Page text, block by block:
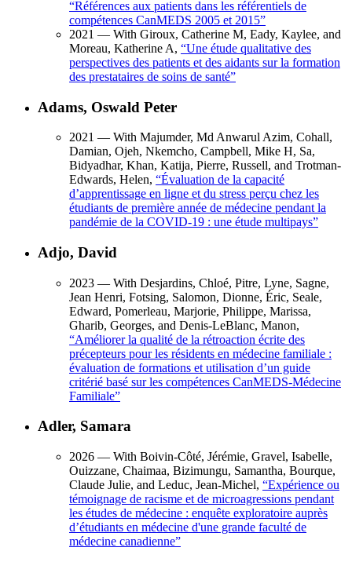
“Références aux patients dans les référentiels de
compétences CanMEDS 2005 et 2015”
2021 — With Giroux, Catherine M, Eady, Kaylee, and
Moreau, Katherine A, “Une étude qualitative des
perspectives des patients et des aidants sur la formation
des prestataires de soins de santé”
Adams, Oswald Peter
2021 — With Majumder, Md Anwarul Azim, Cohall,
Damian, Ojeh, Nkemcho, Campbell, Mike H, Sa,
Bidyadhar, Khan, Katija, Pierre, Russell, and Trotman-
Edwards, Helen, “Évaluation de la capacité
d’apprentissage en ligne et du stress perçu chez les
étudiants de première année de médecine pendant la
pandémie de la COVID-19 : une étude multipays”
Adjo, David
2023 — With Desjardins, Chloé, Pitre, Lyne, Sagne,
Jean Henri, Fotsing, Salomon, Dionne, Éric, Seale,
Edward, Pomerleau, Marjorie, Philippe, Marissa,
Gharib, Georges, and Denis-LeBlanc, Manon,
“Améliorer la qualité de la rétroaction écrite des
précepteurs pour les résidents en médecine familiale :
évaluation de formations et utilisation d’un guide
critérié basé sur les compétences CanMEDS-Médecine
Familiale”
Adler, Samara
2026 — With Boivin-Côté, Jérémie, Gravel, Isabelle,
Ouizzane, Chaimaa, Bizimungu, Samantha, Bourque,
Claude Julie, and Leduc, Jean-Michel, “Expérience ou
témoignage de racisme et de microagressions pendant
les études de médecine : enquête exploratoire auprès
d’étudiants en médecine d'une grande faculté de
médecine canadienne”